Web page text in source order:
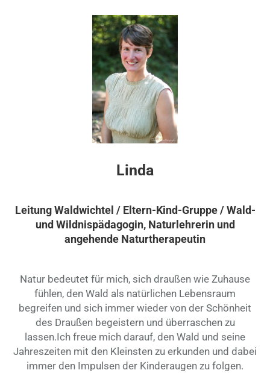
Linda
Leitung Waldwichtel / Eltern-Kind-Gruppe / Wald-
und Wildnispädagogin, Naturlehrerin und
angehende Naturtherapeutin
Natur bedeutet für mich, sich draußen wie Zuhause
fühlen, den Wald als natürlichen Lebensraum
begreifen und sich immer wieder von der Schönheit
des Draußen begeistern und überraschen zu
lassen.Ich freue mich darauf, den Wald und seine
Jahreszeiten mit den Kleinsten zu erkunden und dabei
immer den Impulsen der Kinderaugen zu folgen.